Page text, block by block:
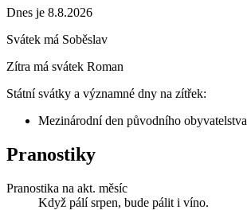
Dnes je 8.8.2026
Svátek má Soběslav
Zítra má svátek Roman
Státní svátky a významné dny na zítřek:
Mezinárodní den původního obyvatelstva
Pranostiky
Pranostika na akt. měsíc
Když pálí srpen, bude pálit i víno.